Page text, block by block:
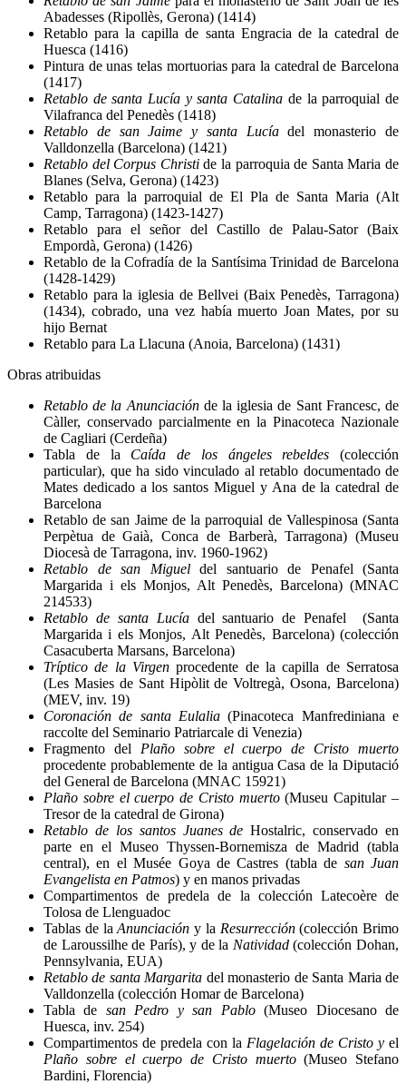
Abadesses (Ripollès, Gerona) (1414)
Retablo para la capilla de santa Engracia de la catedral de
Huesca (1416)
Pintura de unas telas mortuorias para la catedral de Barcelona
(1417)
Retablo de santa Lucía y santa Catalina de la parroquial de
Vilafranca del Penedès (1418)
Retablo de san Jaime y santa Lucíadel monasterio de
Valldonzella (Barcelona) (1421)
Retablo del Corpus Christide la parroquia de Santa Maria de
Blanes (Selva, Gerona) (1423)
Retablo para la parroquial de El Pla de Santa Maria (Alt
Camp, Tarragona) (1423-1427)
Retablo para el señor del Castillo de Palau-Sator (Baix
Empordà, Gerona) (1426)
Retablo de la Cofradía de la Santísima Trinidad de Barcelona
(1428-1429)
Retablo para la iglesia de Bellvei (Baix Penedès, Tarragona)
(1434), cobrado, una vez había muerto Joan Mates, por su
hijo Bernat
Retablo para La Llacuna (Anoia, Barcelona) (1431)
Obras atribuidas
Retablo de la Anunciación de la iglesia de Sant Francesc, de
Càller, conservado parcialmente en la Pinacoteca Nazionale
de Cagliari (Cerdeña)
Tabla de la Caída de los ángeles rebeldes (colección
particular), que ha sido vinculado al retablo documentado de
Mates dedicado a los santos Miguel y Ana de la catedral de
Barcelona
Retablo de san Jaime de la parroquial de Vallespinosa (Santa
Perpètua de Gaià, Conca de Barberà, Tarragona) (Museu
Diocesà de Tarragona, inv. 1960-1962)
Retablo de san Miguel del santuario de Penafel (Santa
Margarida i els Monjos, Alt Penedès, Barcelona) (MNAC
214533)
Retablo de santa Lucía del santuario de Penafel (Santa
Margarida i els Monjos, Alt Penedès, Barcelona) (colección
Casacuberta Marsans, Barcelona)
Tríptico de la Virgenprocedente de la capilla de Serratosa
(Les Masies de Sant Hipòlit de Voltregà, Osona, Barcelona)
(MEV, inv. 19)
Coronación de santa Eulalia(Pinacoteca Manfrediniana e
raccolte del Seminario Patriarcale di Venezia)
Fragmento del Plaño sobre el cuerpo de Cristo muerto
procedente probablemente de la antigua Casa de la Diputació
del General de Barcelona (MNAC 15921)
Plaño sobre el cuerpo de Cristo muerto(Museu Capitular –
Tresor de la catedral de Girona)
Retablo de los santos Juanes deHostalric, conservado en
parte en el Museo Thyssen-Bornemisza de Madrid (tabla
central), en el Musée Goya de Castres (tabla de san Juan
Evangelista en Patmos) y en manos privadas
Compartimentos de predela de la colección Latecoère de
Tolosa de Llenguadoc
Tablas de laAnunciación y la Resurrección(colección Brimo
de Laroussilhe de París), y de la Natividad(colección Dohan,
Pennsylvania, EUA)
Retablo de santa Margarita del monasterio de Santa Maria de
Valldonzella (colección Homar de Barcelona)
Tabla de san Pedro y san Pablo(Museo Diocesano de
Huesca, inv. 254)
Compartimentos de predela con la Flagelación de Cristo y el
Plaño sobre el cuerpo de Cristo muerto(Museo Stefano
Bardini, Florencia)